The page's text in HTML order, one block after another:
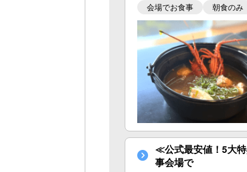
会場でお食事 朝食のみ
≪公式最安値！5大
事会場で